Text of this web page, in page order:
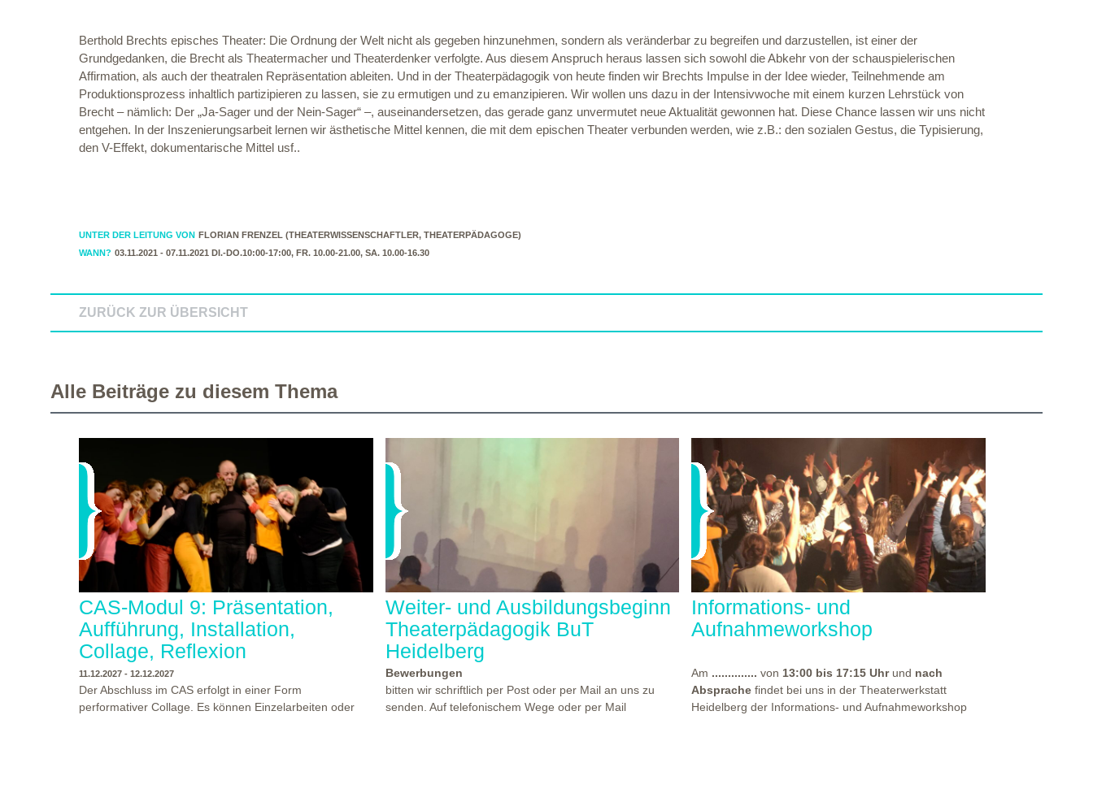
Berthold Brechts episches Theater: Die Ordnung der Welt nicht als gegeben hinzunehmen, sondern als veränderbar zu begreifen und darzustellen, ist einer der
Grundgedanken, die Brecht als Theatermacher und Theaterdenker verfolgte. Aus diesem Anspruch heraus lassen sich sowohl die Abkehr von der schauspielerischen
Affirmation, als auch der theatralen Repräsentation ableiten. Und in der Theaterpädagogik von heute finden wir Brechts Impulse in der Idee wieder, Teilnehmende am
Produktionsprozess inhaltlich partizipieren zu lassen, sie zu ermutigen und zu emanzipieren. Wir wollen uns dazu in der Intensivwoche mit einem kurzen Lehrstück von
Brecht – nämlich: Der „Ja-Sager und der Nein-Sager“ –, auseinandersetzen, das gerade ganz unvermutet neue Aktualität gewonnen hat. Diese Chance lassen wir uns nicht
entgehen. In der Inszenierungsarbeit lernen wir ästhetische Mittel kennen, die mit dem epischen Theater verbunden werden, wie z.B.: den sozialen Gestus, die Typisierung,
den V-Effekt, dokumentarische Mittel usf..
UNTER DER LEITUNG VON
FLORIAN FRENZEL (THEATERWISSENSCHAFTLER, THEATERPÄDAGOGE)
WANN? 03.11.2021 - 07.11.2021 DI.-DO.10:00-17:00, FR. 10.00-21.00, SA. 10.00-16.30
ZURÜCK ZUR ÜBERSICHT
Alle Beiträge zu diesem Thema
CAS-Modul 9: Präsentation,
Aufführung, Installation,
Collage, Reflexion
11.12.2027 - 12.12.2027
Der Abschluss im CAS erfolgt in einer Form
performativer Collage. Es können Einzelarbeiten oder
Weiter- und Ausbildungsbeginn
Theaterpädagogik BuT
Heidelberg
Bewerbungen
bitten wir schriftlich per Post oder per Mail an uns zu
senden. Auf telefonischem Wege oder per Mail
Informations- und
Aufnahmeworkshop
Am .............. von 13:00 bis 17:15 Uhrund nach
Absprache findet bei uns in der Theaterwerkstatt
Heidelberg der Informations- und Aufnahmeworkshop